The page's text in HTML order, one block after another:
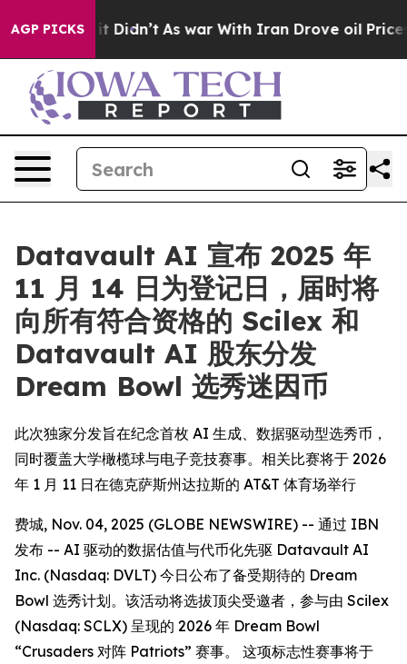
AGP PICKS
Well, it Didn’t As war With Iran Drove oil Prices
Datavault AI 宣布 2025 年
11 月 14 日为登记日，届时将
向所有符合资格的 Scilex 和
Datavault AI 股东分发
Dream Bowl 选秀迷因币
此次独家分发旨在纪念首枚 AI 生成、数据驱动型选秀币，
同时覆盖大学橄榄球与电子竞技赛事。相关比赛将于 2026
年 1 月 11 日在德克萨斯州达拉斯的 AT&T 体育场举行
费城, Nov. 04, 2025 (GLOBE NEWSWIRE) -- 通过 IBN
发布 -- AI 驱动的数据估值与代币化先驱 Datavault AI
Inc. (Nasdaq: DVLT) 今日公布了备受期待的 Dream
Bowl 选秀计划。该活动将选拔顶尖受邀者，参与由 Scilex
(Nasdaq: SCLX) 呈现的 2026 年 Dream Bowl
“Crusaders 对阵 Patriots” 赛事。 这项标志性赛事将于